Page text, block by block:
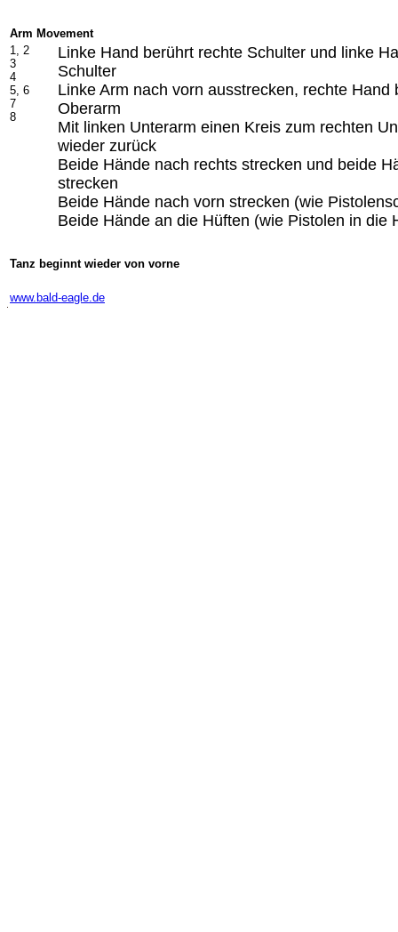
Arm Movement
1, 2
3
4
5, 6
7
8
Linke Hand berührt rechte Schulter und linke
Schulter
Linke Arm nach vorn ausstrecken, rechte Hand
Oberarm
Mit linken Unterarm einen Kreis zum rechten
wieder zurück
Beide Hände nach rechts strecken und beide
strecken
Beide Hände nach vorn strecken (wie
Beide Hände an die Hüften (wie Pistolen in die
Tanz beginnt wieder von vorne
www.bald-eagle.de